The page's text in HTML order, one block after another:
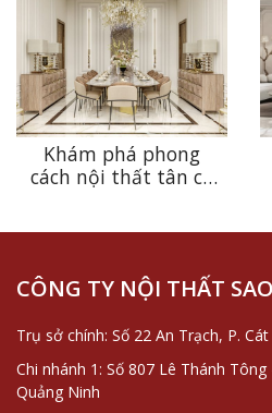
Khám phá phong
cách nội thất tân cổ
CÔNG TY NỘI THẤT
Trụ sở chính: Số 22 An Trạch, P.
Chi nhánh 1: Số 807 Lê Thánh
Quảng Ninh